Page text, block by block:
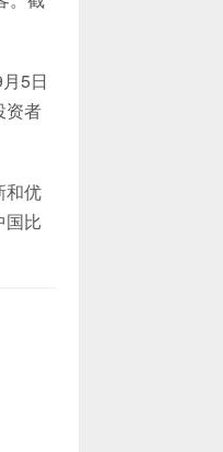
5日
资者
和优
国比